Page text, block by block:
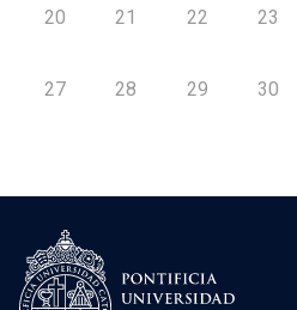
20 21 22 23
27 28 29 30